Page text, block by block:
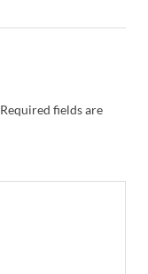
Required fields are